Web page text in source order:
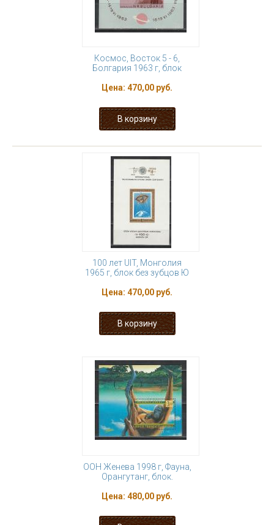
Космос, Восток 5 - 6,
Болгария 1963 г, блок
Цена: 470,00 руб.
100 лет UIT, Монголия
1965 г, блок без зубцов Ю
Цена: 470,00 руб.
ООН Женева 1998 г, Фауна,
Орангутанг, блок.
Цена: 480,00 руб.